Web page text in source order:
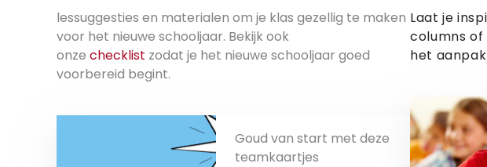
lessuggesties en materialen om je klas gezellig te maken
voor het nieuwe schooljaar. Bekijk ook
onze checklist zodat je het nieuwe schooljaar goed
voorbereid begint.
Goud van start met deze
teamkaartjes
Laat je
columns of
het